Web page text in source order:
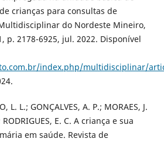
crianças para consultas de
do Nordeste Mineiro,
p. 2178-6925, jul. 2022. Disponível
index.php/multidisciplinar/
L. L.; GONÇALVES, A. P.; MORAES, J.
E. C. A criança e sua
em saúde. Revista de